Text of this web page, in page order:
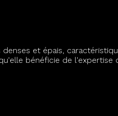
et épais,
bénéficie de l'expertise